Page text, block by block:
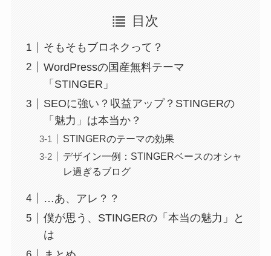
目次
そもそもブロネクって？
WordPressの国産無料テーマ
「STINGER」
SEOに強い？収益アップ？STINGERの
「魅力」は本当か？
STINGERのテーマの効果
デザイン一例：STINGERベースのオシャ
レ過ぎるブログ
…あ、アレ？？
僕が思う、STINGERの「本当の魅力」と
は